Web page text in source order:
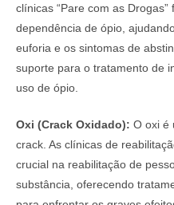
clínicas “Pare com as
dependência de ópio,
euforia e os sintomas de
suporte para o tratamento de
uso de ópio.
Oxi (Crack Oxidado): O oxi é
crack. As clínicas de
crucial na reabilitação de
substância, oferecendo